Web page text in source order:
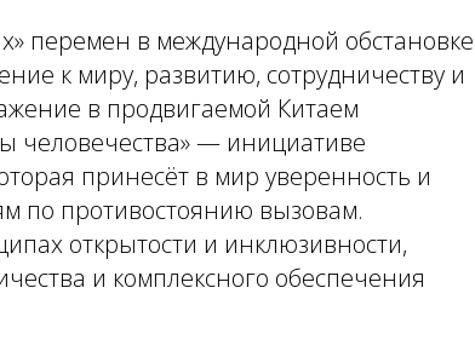
перемен в международной обстановке
к миру, развитию, сотрудничеству и
в продвигаемой Китаем
человечества» — инициативе
принесёт в мир уверенность и
по противостоянию вызовам.
открытости и инклюзивности,
и комплексного обеспечения